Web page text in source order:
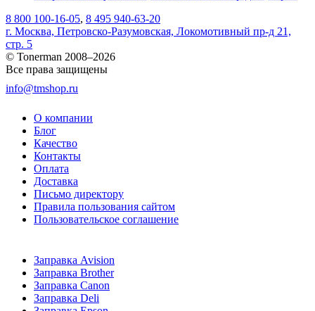
8 800 100-16-05, 8 495 940-63-20
г. Москва, Петровско-Разумовская, Локомотивный пр-д 21,
стр. 5
© Tonerman 2008–2026
Все права защищены
info@tmshop.ru
О компании
Блог
Качество
Контакты
Оплата
Доставка
Письмо директору
Правила пользования сайтом
Пользовательское соглашение
Заправка Avision
Заправка Brother
Заправка Canon
Заправка Deli